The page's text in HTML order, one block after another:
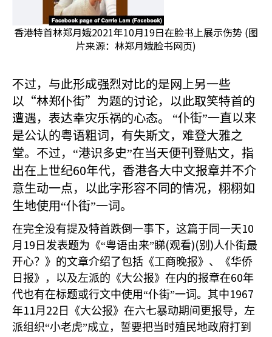
香港特首林郑月娥2021年10月19日在脸书上展示伤势 (图
片来源：林郑月娥脸书网页)
不过，与此形成强烈对比的是网上另一些
以“林郑仆街”为题的讨论，以此取笑特首的
遭遇，表达幸灾乐祸的心态。
“仆街”一直以来
是公认的粤语粗词，有失斯文，难登大雅之
堂。不过，“港识多史”在当天便刊登贴文，指
出在上世纪60年代，香港各大中文报章并不介
意生动一点，以此字形容不同的情况，栩栩如
生地使用“仆街”一词。
在完全没有提及特首跌倒一事下，这篇于同一天10
月 19 日发表题为《“粤语由来”睇(观看)(别 )人仆街最
开心？》的文章介绍了包括《工商晚报》、《华侨
日报》，以及左派的《大公报》在内的报章在60年
代也有在标题或行文中使用“仆街”一词。其中1967
年11月 22 日《大公报》在六七暴动期间更报导，左
派组织“小老虎”成立，誓要把当时殖民地政府打到